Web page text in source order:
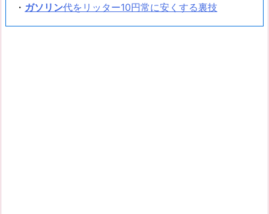
・ ガソリン代をリッター10円常に安くする裏技